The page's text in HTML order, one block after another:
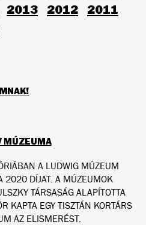
2013 2012 2011
MÚZEUMA
A LUDWIG MÚZEUM
2020 DÍJAT. A MÚZEUMOK
TÁRSASÁG ALAPÍTOTTA
KAPTA EGY TISZTÁN KORTÁRS
AZ ELISMERÉST.